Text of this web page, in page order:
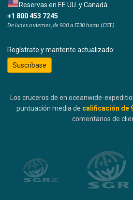
Reservas en EE.UU. y Canadá
+1 800 453 7245
De lunes a viernes, de 9.00 a 17.30 horas (CST)
Regístrate y mantente actualizado:
Suscríbase
Los cruceros de en oceanwide-
puntuación media de calificación de
comentarios de